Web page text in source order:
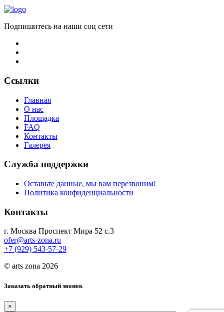
Подпишитесь на наши соц сети
Ссылки
Главная
О нас
Площадка
FAQ
Контакты
Галерея
Служба поддержки
Оставьте данные, мы вам перезвоним!
Политика конфиденциальности
Контакты
г. Москва Проспект Мира 52 с.3
ofer@arts-zona.ru
+7 (929) 543-57-29
© arts zona 2026
Заказать обратный звонок
×